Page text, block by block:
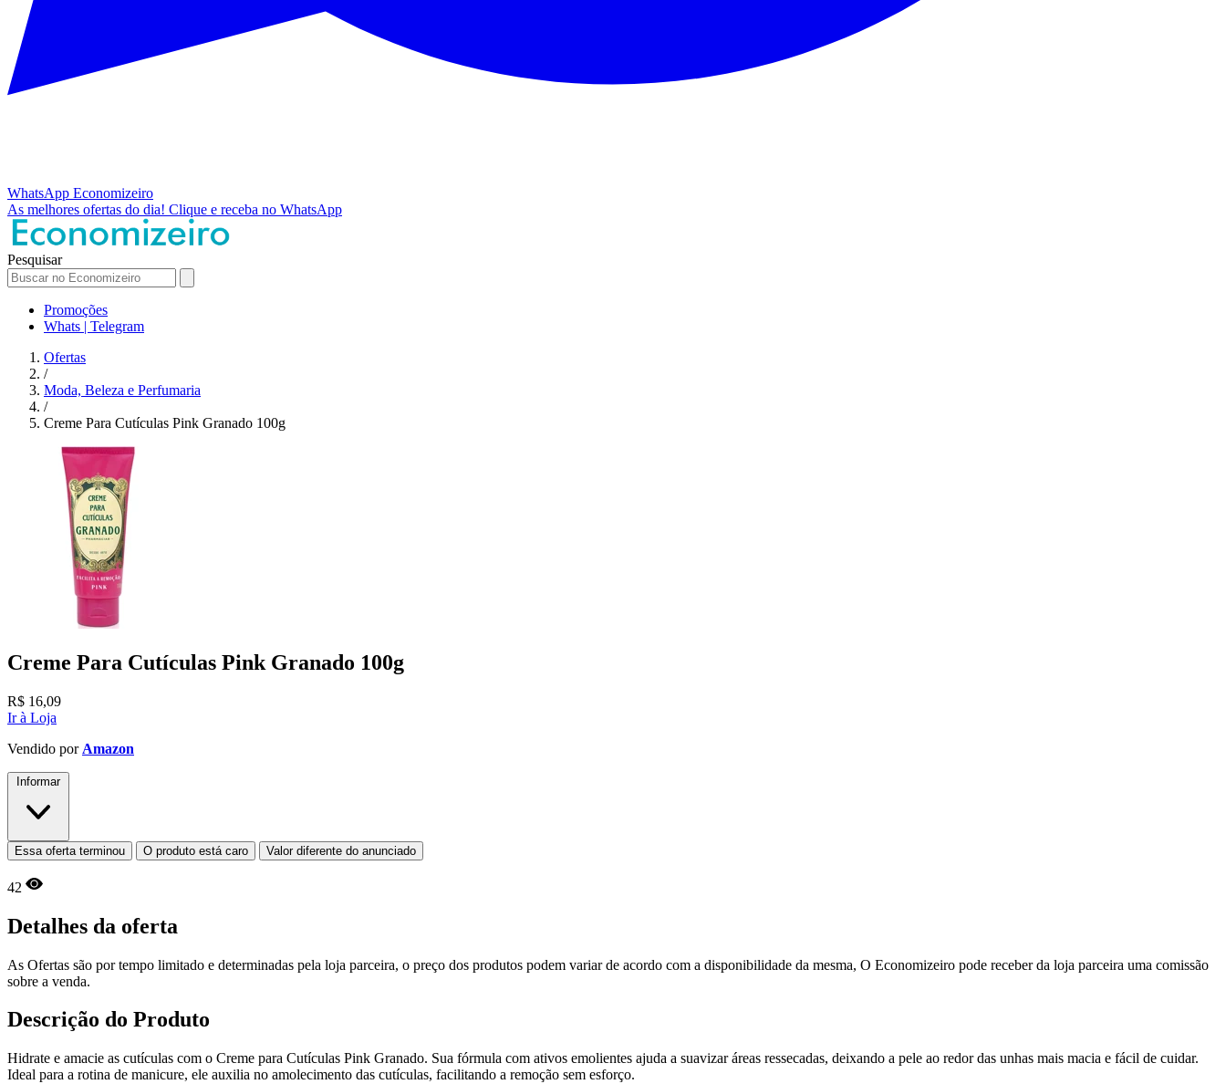
WhatsApp Economizeiro
As melhores ofertas do dia! Clique e receba no WhatsApp
Pesquisar
Promoções
Whats | Telegram
Ofertas
/
Moda, Beleza e Perfumaria
/
Creme Para Cutículas Pink Granado 100g
Creme Para Cutículas Pink Granado 100g
R$ 16,09
Ir à Loja
Vendido por Amazon
Informar
Essa oferta terminou O produto está caro Valor diferente do anunciado
42
Detalhes da oferta
As Ofertas são por tempo limitado e determinadas pela loja parceira, o preço dos produtos podem variar de acordo com a disponibilidade da mesma, O Economizeiro pode receber da loja parceira uma comissão
sobre a venda.
Descrição do Produto
Hidrate e amacie as cutículas com o Creme para Cutículas Pink Granado. Sua fórmula com ativos emolientes ajuda a suavizar áreas ressecadas, deixando a pele ao redor das unhas mais macia e fácil de cuidar.
Ideal para a rotina de manicure, ele auxilia no amolecimento das cutículas, facilitando a remoção sem esforço.